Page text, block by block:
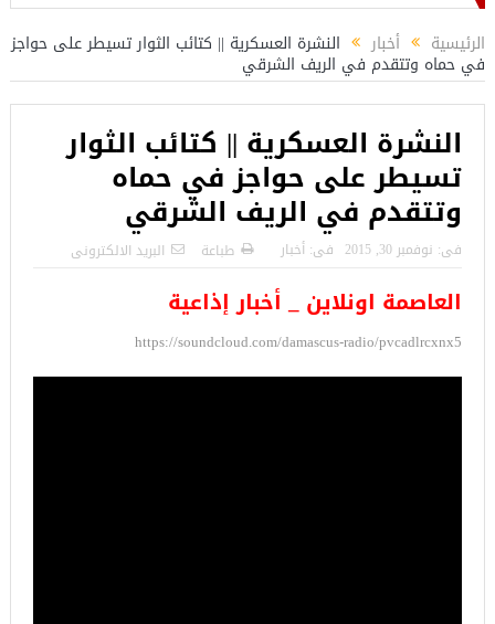
الرئيسية أخبار النشرة العسكرية || كتائب الثوار تسيطر على حواجز
في حماه وتتقدم في الريف الشرقي
النشرة العسكرية || كتائب الثوار
تسيطر على حواجز في حماه
وتتقدم في الريف الشرقي
فى: نوفمبر 30, 2015 فى: أخبار طباعة البريد الالكترونى
العاصمة اونلاين _ أخبار إذاعية
https://soundcloud.com/damascus-radio/pvcadlrcxnx5